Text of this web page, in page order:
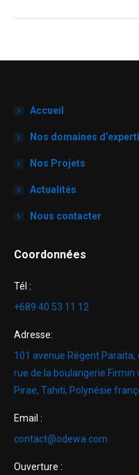
Accueil
Nos domaines
Nos Projets
Actualités
Nous contacter
Coordonnées
Tél :
+689 40 53 11 12
Adresse:
101 avenue Régent
rue de la boulangerie Firmin
Pirae, Tahiti, Polynésie
Email :
contact@odewa.com
Ouverture :